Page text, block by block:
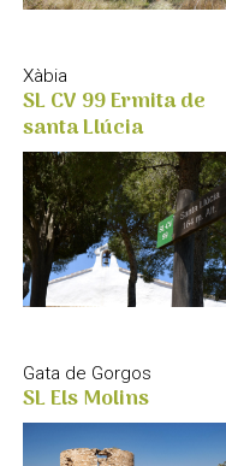
Xàbia
SL CV 99 Ermita de
santa Llúcia
Gata de Gorgos
SL Els Molins